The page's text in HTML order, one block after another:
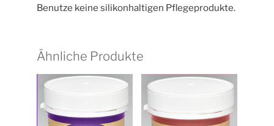
Benutze keine silikonhaltigen Pflegeprodukte.
Ähnliche Produkte